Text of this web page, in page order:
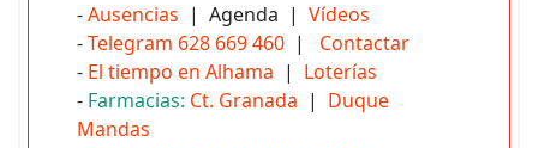
-Ausencias | Agenda | Vídeos
-Telegram 628 669 460 | Contactar
- El tiempo en Alhama | Loterías
- Farmacias: Ct. Granada | Duque
Mandas